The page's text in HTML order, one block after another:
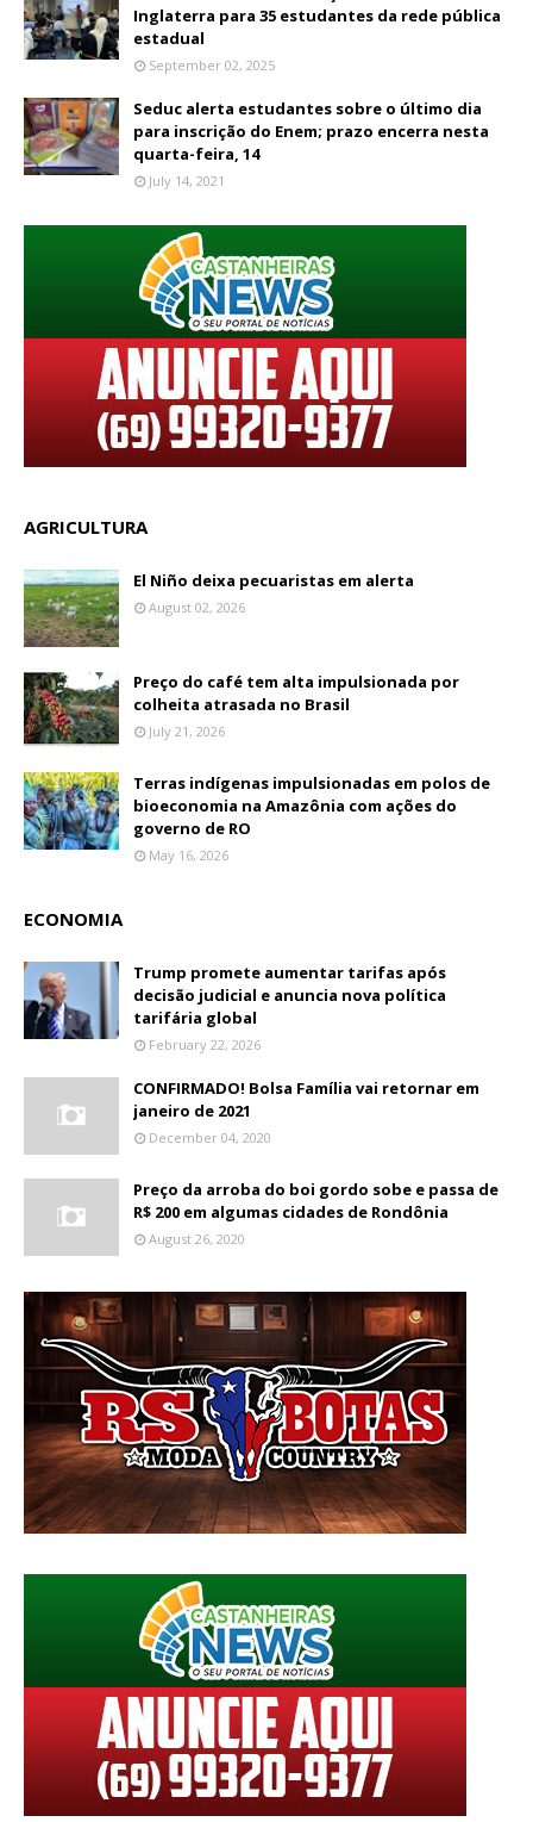
Inglaterra para 35 estudantes da rede pública
estadual
September 02, 2025
Seduc alerta estudantes sobre o último dia
para inscrição do Enem; prazo encerra nesta
quarta-feira, 14
July 14, 2021
AGRICULTURA
El Niño deixa pecuaristas em alerta
August 02, 2026
Preço do café tem alta impulsionada por
colheita atrasada no Brasil
July 21, 2026
Terras indígenas impulsionadas em polos de
bioeconomia na Amazônia com ações do
governo de RO
May 16, 2026
ECONOMIA
Trump promete aumentar tarifas após
decisão judicial e anuncia nova política
tarifária global
February 22, 2026
CONFIRMADO! Bolsa Família vai retornar em
janeiro de 2021
December 04, 2020
Preço da arroba do boi gordo sobe e passa de
R$ 200 em algumas cidades de Rondônia
August 26, 2020